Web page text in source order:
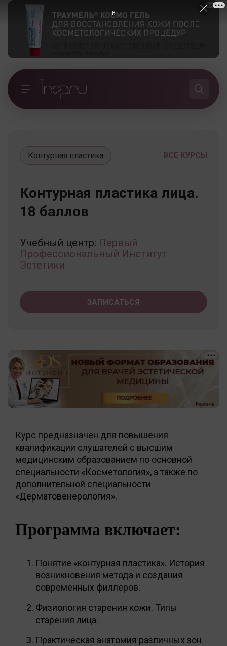
ВСЕ КУРСЫ
Контурная пластика
Контурная пластика лица.
18 баллов
Учебный центр: Первый
Профессиональный Институт
Эстетики
ЗАПИСАТЬСЯ
Курс предназначен для повышения
квалификации слушателей с высшим
медицинским образованием по основной
специальности «Косметология», а также по
дополнительной специальности
«Дерматовенерология».
Программа включает:
Понятие «контурная пластика». История
возникновения метода и создания
современных филлеров.
Физиология старения кожи. Типы
старения лица.
Практическая анатомия различных зон
5